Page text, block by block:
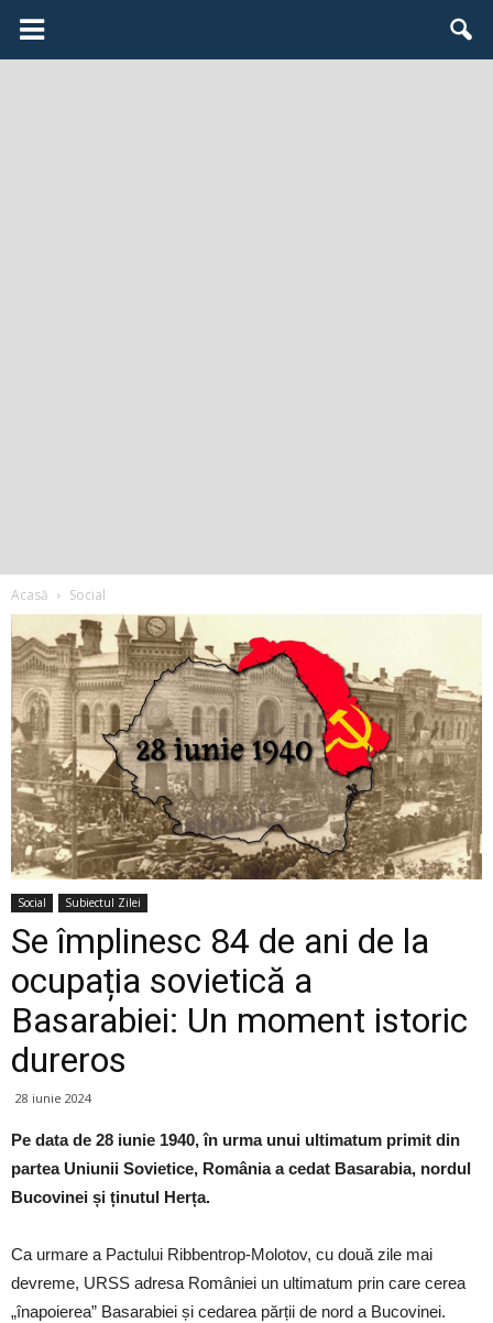
Acasă Social
Social Subiectul Zilei
Se împlinesc 84 de ani de la
ocupația sovietică a
Basarabiei: Un moment istoric
dureros
28 iunie 2024
Pe data de 28 iunie 1940, în urma unui ultimatum primit din
partea Uniunii Sovietice, România a cedat Basarabia, nordul
Bucovinei și ținutul Herța.
Ca urmare a Pactului Ribbentrop-Molotov, cu două zile mai
devreme, URSS adresa României un ultimatum prin care cerea
„înapoierea” Basarabiei și cedarea părții de nord a Bucovinei.